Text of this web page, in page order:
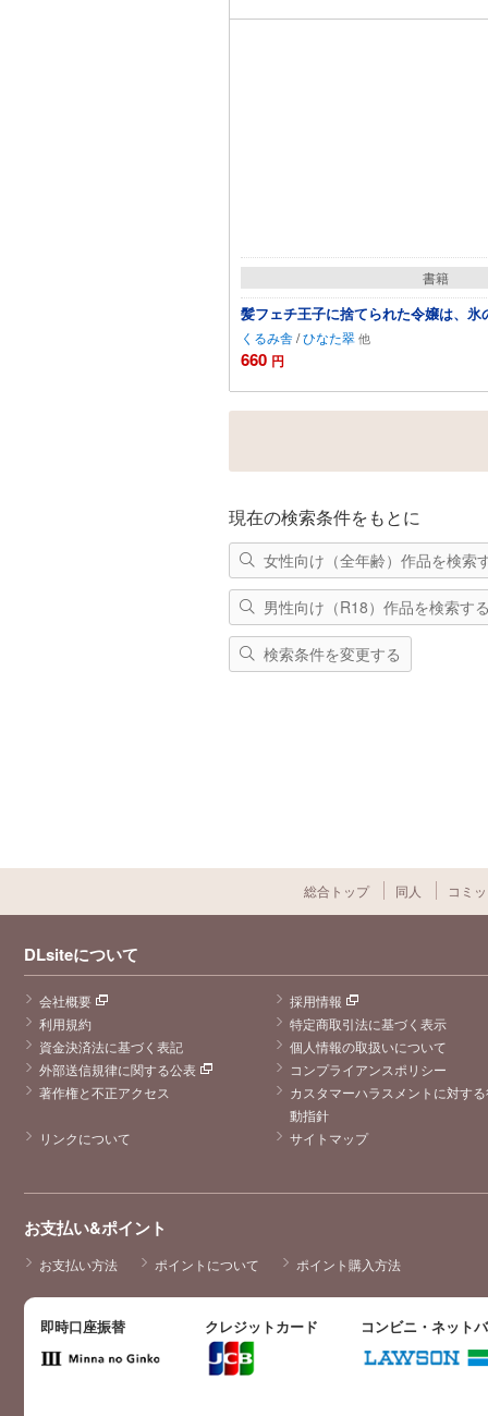
書籍
髪フェチ王子に捨てられた令嬢は、
くるみ舎/ひなた翠
660 円
現在の検索条件をもとに
女性向け（全年齢）作品を検索
男性向け（R18）作品を検索す
検索条件を変更する
総合トップ 同人 コミ
DLsiteについて
会社概要
採用情報
利用規約
特定商取引法に基づく表示
資金決済法に基づく表記
個人情報の取扱いについて
外部送信規律に関する公表
コンプライアンスポリシー
著作権と不正アクセス
カスタマーハラスメントに対す
動指針
リンクについて
サイトマップ
お支払い&ポイント
お支払い方法 ポイントについて ポイント購入方法
即時口座振替 クレジットカード コンビニ・ネット